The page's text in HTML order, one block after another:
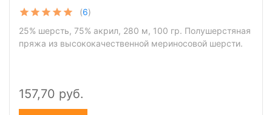
(6)
25% шерсть, 75% акрил, 280 м, 100 гр. Полушерстяная
пряжа из высококачественной мериносовой шерсти.
157,70 руб.